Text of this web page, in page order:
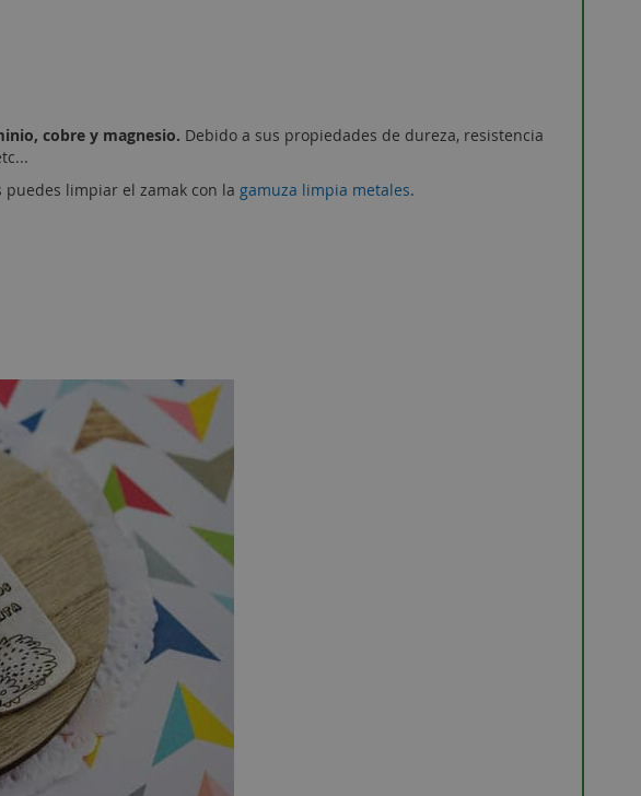
cobre y magnesio. Debido a sus propiedades de dureza, resistencia
puedes limpiar el zamak con la gamuza limpia metales.